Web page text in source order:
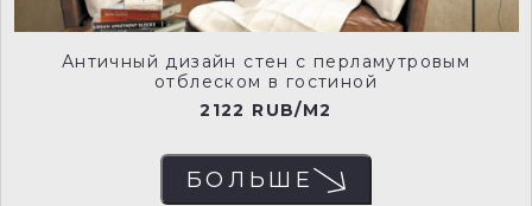
Античный дизайн стен с перламутровым
отблеском в гостиной
2122 RUB/M2
БОЛЬШЕ